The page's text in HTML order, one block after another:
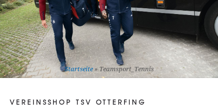
Startseite»Teamsport_Tennis
VEREINSSHOP TSV OTTERFING